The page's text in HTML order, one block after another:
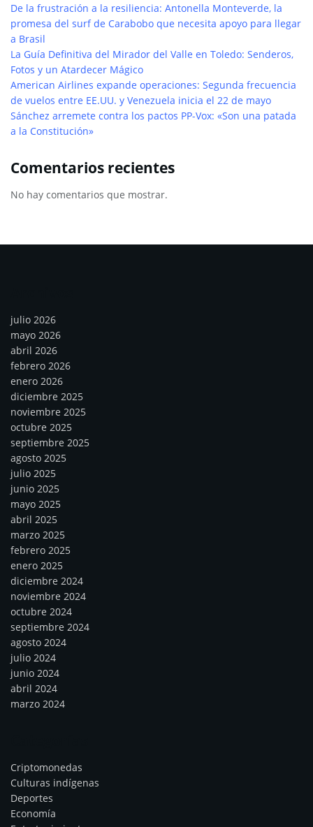
De la frustración a la resiliencia: Antonella Monteverde, la
promesa del surf de Carabobo que necesita apoyo para llegar
a Brasil
La Guía Definitiva del Mirador del Valle en Toledo: Senderos,
Fotos y un Atardecer Mágico
American Airlines expande operaciones: Segunda frecuencia
de vuelos entre EE.UU. y Venezuela inicia el 22 de mayo
Sánchez arremete contra los pactos PP-Vox: «Son una patada
a la Constitución»
Comentarios recientes
No hay comentarios que mostrar.
julio 2026
mayo 2026
abril 2026
febrero 2026
enero 2026
diciembre 2025
noviembre 2025
octubre 2025
septiembre 2025
agosto 2025
julio 2025
junio 2025
mayo 2025
abril 2025
marzo 2025
febrero 2025
enero 2025
diciembre 2024
noviembre 2024
octubre 2024
septiembre 2024
agosto 2024
julio 2024
junio 2024
abril 2024
marzo 2024
Criptomonedas
Culturas indígenas
Deportes
Economía